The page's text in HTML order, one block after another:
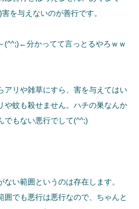
を与えないのが善行です。
(^^;)←分かってて言っとるやろｗｗ
アリや雑草にすら、害を与えてはい
や蚊も殺せません。ハチの巣なんか
でもない悪行でして(^^;)
ない範囲というのは存在します。
囲でも悪行は悪行なので、ちゃんと